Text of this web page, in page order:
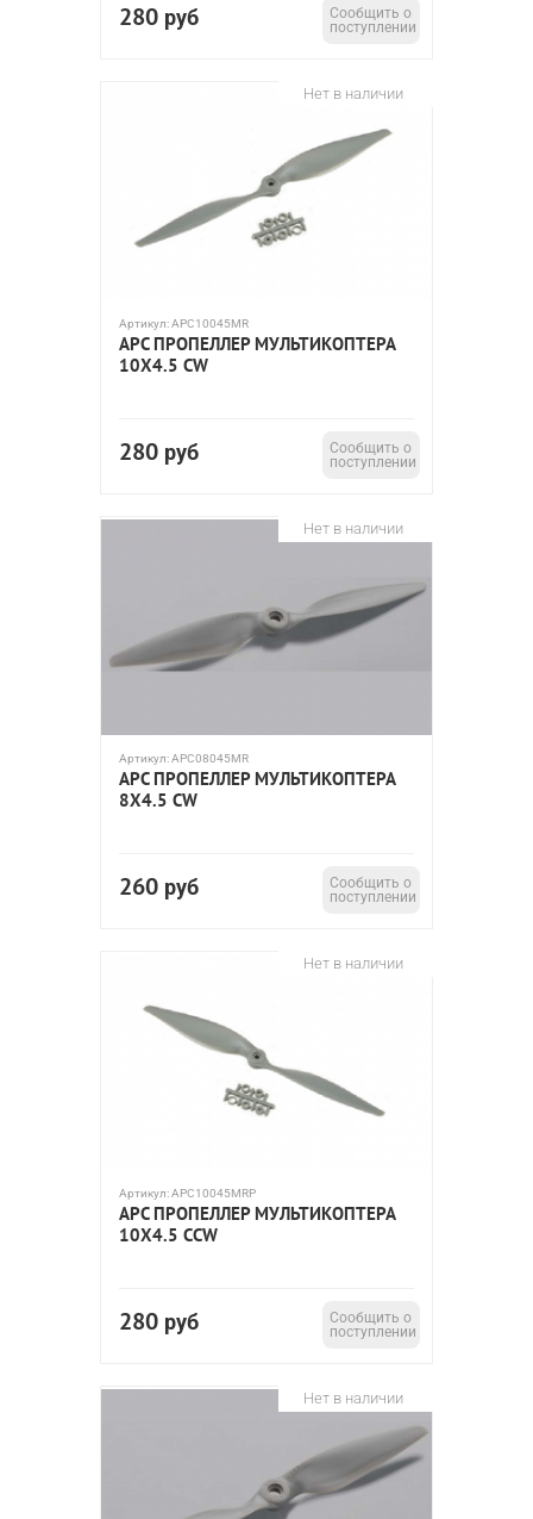
280 руб
Сообщить о
поступлении
Нет в наличии
Артикул:APC10045MR
APC ПРОПЕЛЛЕР МУЛЬТИКОПТЕРА
10X4.5 CW
280 руб
Сообщить о
поступлении
Нет в наличии
Артикул:APC08045MR
APC ПРОПЕЛЛЕР МУЛЬТИКОПТЕРА
8X4.5 CW
260 руб
Сообщить о
поступлении
Нет в наличии
Артикул:APC10045MRP
APC ПРОПЕЛЛЕР МУЛЬТИКОПТЕРА
10X4.5 CCW
280 руб
Сообщить о
поступлении
Нет в наличии